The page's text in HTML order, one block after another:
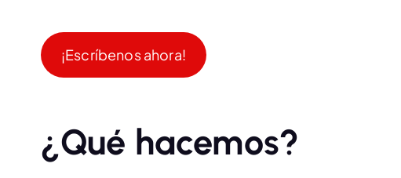
¡Escríbenos ahora!
¿Qué hacemos?